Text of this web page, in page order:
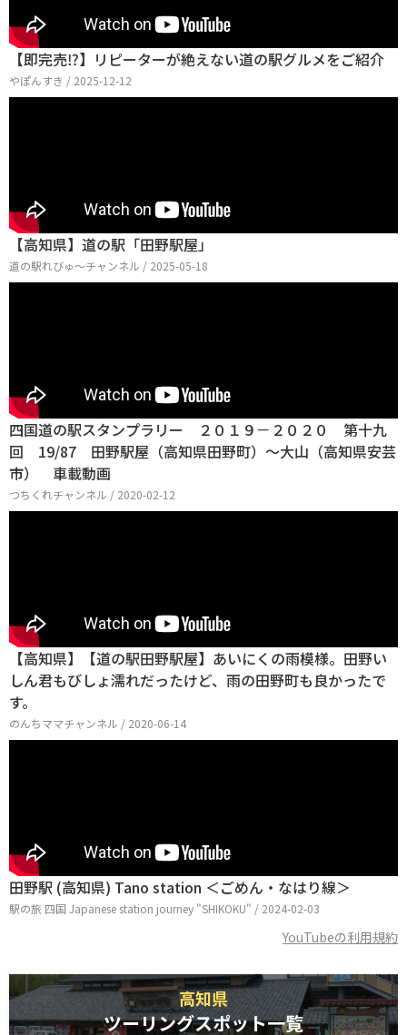
【即完売⁉︎】リピーターが絶えない道の駅グルメをご紹介
やぽんすき / 2025-12-12
【高知県】道の駅「田野駅屋」
道の駅れびゅ〜チャンネル / 2025-05-18
四国道の駅スタンプラリー ２０１９－２０２０ 第十九
回 19/87 田野駅屋（高知県田野町）～大山（高知県安芸
市） 車載動画
つちくれチャンネル / 2020-02-12
【高知県】【道の駅田野駅屋】あいにくの雨模様。田野い
しん君もびしょ濡れだったけど、雨の田野町も良かったで
す。
のんちママチャンネル / 2020-06-14
田野駅 (高知県) Tano station ＜ごめん・なはり線＞
駅の旅 四国 Japanese station journey "SHIKOKU" / 2024-02-03
YouTubeの利用規約
高知県
ツーリングスポット一覧